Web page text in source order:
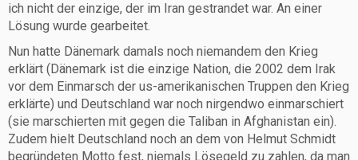
ich nicht der einzige, der im Iran gestrandet war. An einer
Lösung wurde gearbeitet.
Nun hatte Dänemark damals noch niemandem den Krieg
erklärt (Dänemark ist die einzige Nation, die 2002 dem Irak
vor dem Einmarsch der us-amerikanischen Truppen den Krieg
erklärte) und Deutschland war noch nirgendwo einmarschiert
(sie marschierten mit gegen die Taliban in Afghanistan ein).
Zudem hielt Deutschland noch an dem von Helmut Schmidt
begründeten Motto fest, niemals Lösegeld zu zahlen, da man